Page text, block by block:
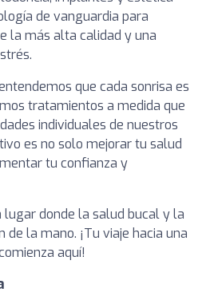
de vanguardia para
la más alta calidad y una
que cada sonrisa es
tratamientos a medida que
individuales de nuestros
es no solo mejorar tu salud
tu confianza y
lugar donde la salud bucal y la
la mano. ¡Tu viaje hacia una
aquí!